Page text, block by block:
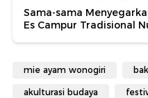
Sama-sama
Es Campur Tradisional
mie ayam wonogiri
akulturasi budaya